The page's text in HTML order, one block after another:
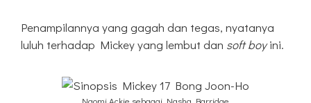
Penampilannya yang gagah dan tegas, nyatanya
luluh terhadap Mickey yang lembut dan soft boyini.
Naomi Ackie sebagai Nasha Barridge